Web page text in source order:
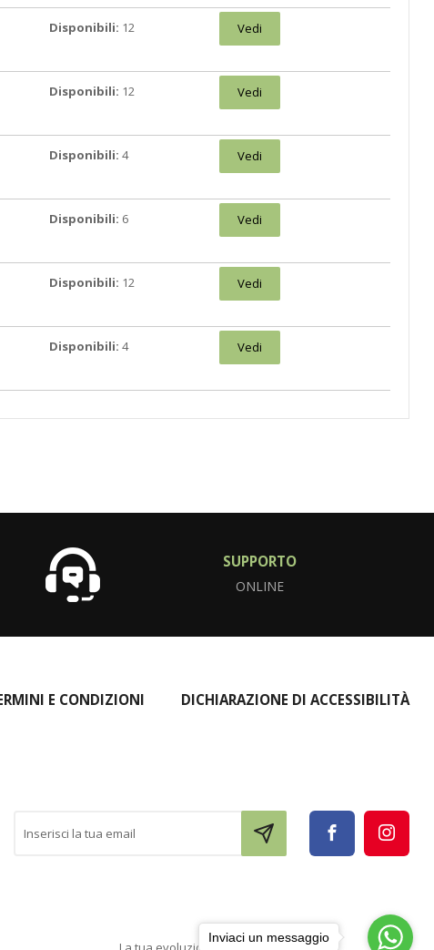
Disponibili: 12 Vedi
Disponibili: 12 Vedi
Disponibili: 4 Vedi
Disponibili: 6 Vedi
Disponibili: 12 Vedi
Disponibili: 4 Vedi
SUPPORTO
ONLINE
E CONDIZIONI DICHIARAZIONE DI ACCESSIBILITÀ
Inviaci un messaggio